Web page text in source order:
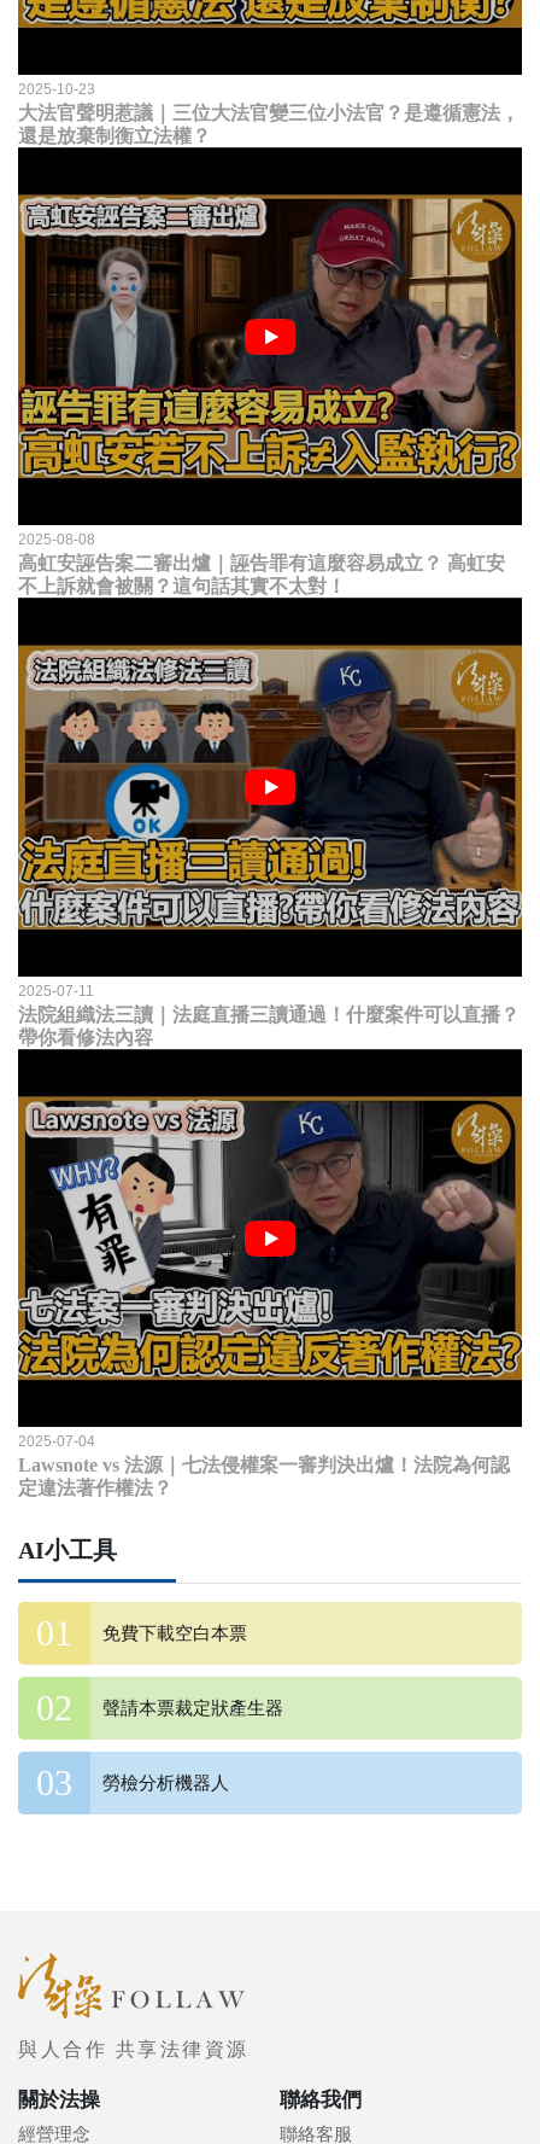
2025-10-23
大法官聲明惹議｜三位大法官變三位小法官？是遵循憲法，
還是放棄制衡立法權？
2025-08-08
高虹安誣告案二審出爐｜誣告罪有這麼容易成立？ 高虹安
不上訴就會被關？這句話其實不太對！
2025-07-11
法院組織法三讀｜法庭直播三讀通過！什麼案件可以直播？
帶你看修法內容
2025-07-04
Lawsnote vs 法源｜七法侵權案一審判決出爐！法院為何認
定違法著作權法？
AI小工具
免費下載空白本票
聲請本票裁定狀產生器
勞檢分析機器人
與人合作 共享法律資源
關於法操
經營理念
聯絡我們
聯絡客服